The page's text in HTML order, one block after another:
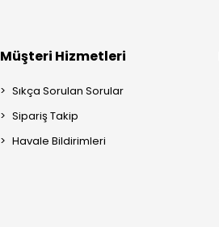
Müşteri Hizmetleri
Sıkça Sorulan Sorular
Sipariş Takip
Havale Bildirimleri